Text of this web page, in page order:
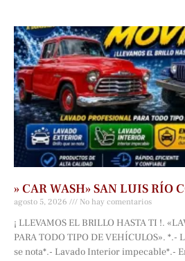
» CAR WASH» SAN LUIS RÍO
agosto 5, 2026 No hay comentarios
¡ LLEVAMOS EL BRILLO HASTA TI !.
PARA TODO TIPO DE VEHÍCULOS».
se nota*.- Lavado Interior impecable*.-